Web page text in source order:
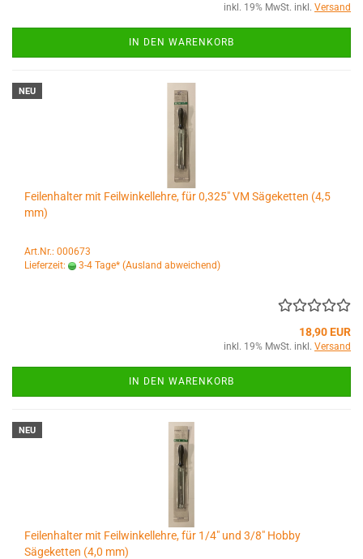
inkl. 19% MwSt. inkl. Versand
IN DEN WARENKORB
NEU
Feilenhalter mit Feilwinkellehre, für 0,325" VM Sägeketten (4,5
mm)
Art.Nr.: 000673
Lieferzeit:
3-4 Tage* (Ausland abweichend)
18,90 EUR
inkl. 19% MwSt. inkl. Versand
IN DEN WARENKORB
NEU
Feilenhalter mit Feilwinkellehre, für 1/4" und 3/8" Hobby
Sägeketten (4,0 mm)